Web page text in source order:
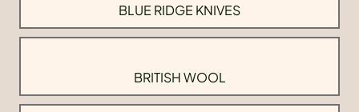
BLUE RIDGE KNIVES
BRITISH WOOL